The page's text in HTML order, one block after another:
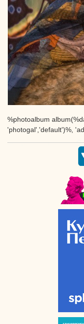
%photoalbum
'photogal','default')%,